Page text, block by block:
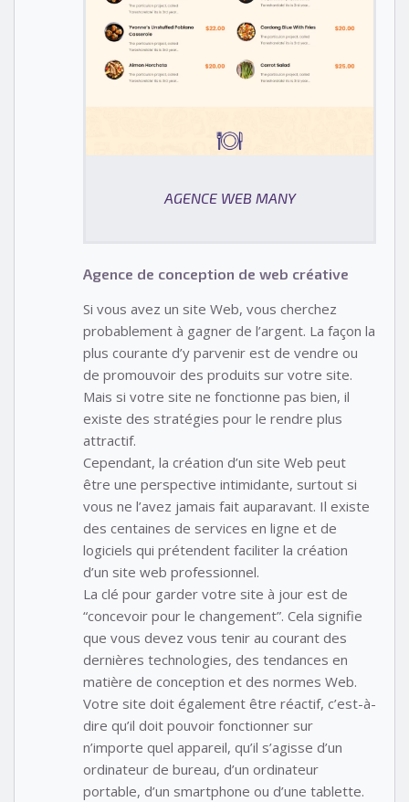
AGENCE WEB MANY
Agence de conception de web créative
Si vous avez un site Web, vous cherchez
probablement à gagner de l’argent. La façon la
plus courante d’y parvenir est de vendre ou
de promouvoir des produits sur votre site.
Mais si votre site ne fonctionne pas bien, il
existe des stratégies pour le rendre plus
attractif.
Cependant, la création d’un site Web peut
être une perspective intimidante, surtout si
vous ne l’avez jamais fait auparavant. Il existe
des centaines de services en ligne et de
logiciels qui prétendent faciliter la création
d’un site web professionnel.
La clé pour garder votre site à jour est de
“concevoir pour le changement”. Cela signifie
que vous devez vous tenir au courant des
dernières technologies, des tendances en
matière de conception et des normes Web.
Votre site doit également être réactif, c’est-à-
dire qu’il doit pouvoir fonctionner sur
n’importe quel appareil, qu’il s’agisse d’un
ordinateur de bureau, d’un ordinateur
portable, d’un smartphone ou d’une tablette.